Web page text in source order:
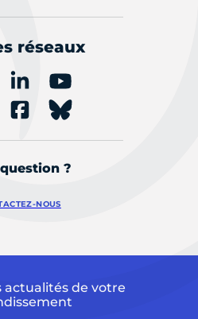
réseaux
?
NOUS
actualités de votre